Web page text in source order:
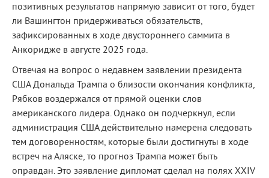
позитивных результатов напрямую зависит от того, будет
ли Вашингтон придерживаться обязательств,
зафиксированных в ходе двустороннего саммита в
Анкоридже в августе 2025 года.
Отвечая на вопрос о недавнем заявлении президента
США Дональда Трампа о близости окончания конфликта,
Рябков воздержался от прямой оценки слов
американского лидера. Однако он подчеркнул, если
администрация США действительно намерена следовать
тем договоренностям, которые были достигнуты в ходе
встреч на Аляске, то прогноз Трампа может быть
оправдан. Это заявление дипломат сделал на полях XXIV